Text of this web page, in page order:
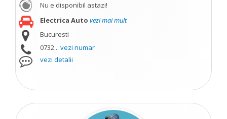
Nu e disponibil astazi!
Electrica Auto vezi mai mult
Bucuresti
0732... vezi numar
vezi detalii